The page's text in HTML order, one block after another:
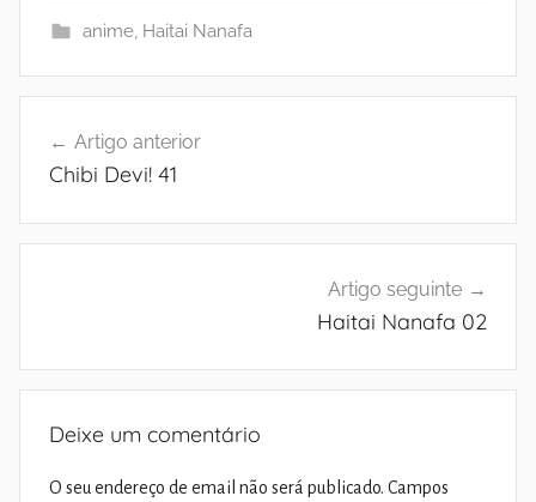
anime, Haitai Nanafa
Artigo anterior
Chibi Devi! 41
Artigo seguinte
Haitai Nanafa 02
Deixe um comentário
O seu endereço de email não será publicado. Campos